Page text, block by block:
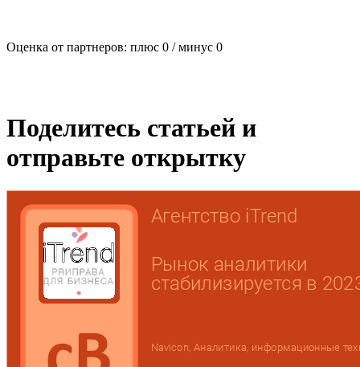
Оценка от партнеров: плюс 0 / минус 0
Поделитесь статьей и
отправьте открытку